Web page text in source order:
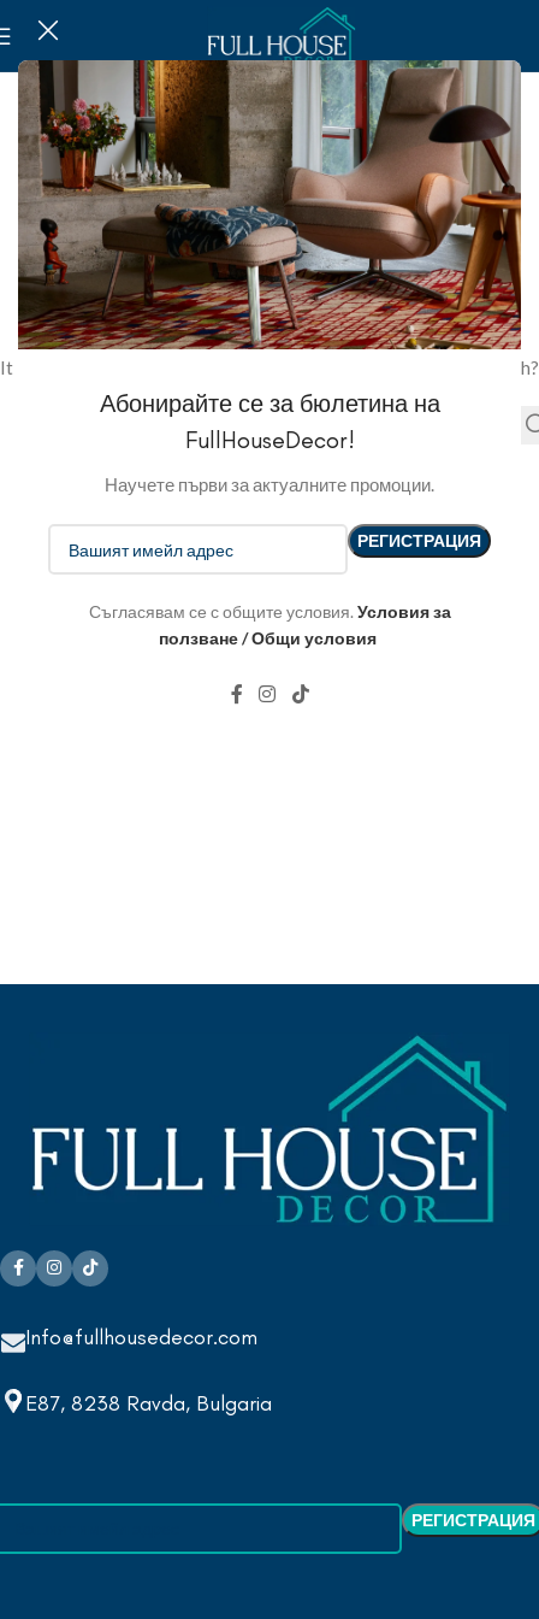
Абонирайте се за бюлетина на
FullHouseDecor!
Научете първи за актуалните промоции.
Съгласявам се с общите условия. Условия за
ползване / Общи условия
NOT FOUND
This is somewhat embarrassing, isn’t it?
It looks like nothing was found at this location. Maybe try a search?
Info@fullhousedecor.com
E87, 8238 Ravda, Bulgaria